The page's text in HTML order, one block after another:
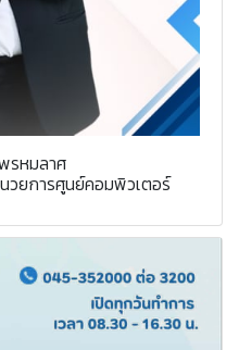
รหมลาศ
วยการศูนย์คอมพิวเตอร์